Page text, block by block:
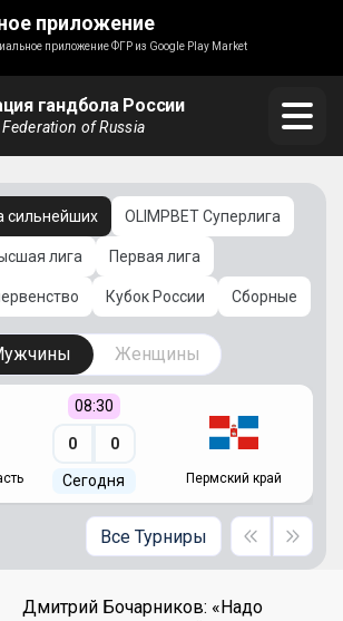
приложение
приложение ФГР из Google Play Market
гандбола России
of Russia
сильнейших OLIMPBET Суперлига
лига Первая лига
Кубок России Сборные
Женщины
08:30
0 0
Сегодня Пермский край
Все Турниры
Дмитрий Бочарников: «Надо